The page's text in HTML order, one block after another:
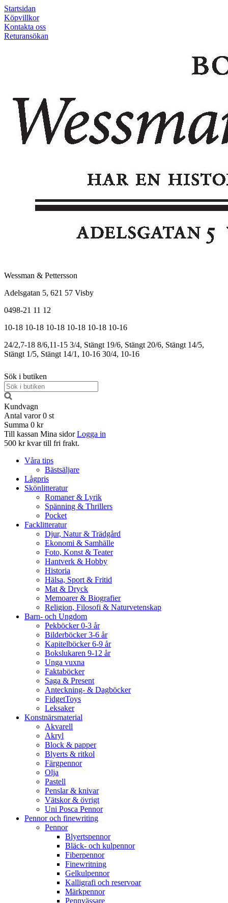
Startsidan
Köpvillkor
Kontakta oss
Returansökan
Wessman & Pettersson
Adelsgatan 5, 621 57 Visby
0498-21 11 12
10-18 10-18 10-18 10-18 10-18 10-16
24/2,7-18 8/6,11-15 3/4, Stängt 19/6, Stängt 20/6, Stängt 14/5,
Stängt 1/5, Stängt 14/1, 10-16 30/4, 10-16
Sök i butiken
Kundvagn
Antal varor 0 st
Summa 0 kr
Till kassan Mina sidor Logga in
500 kr kvar till fri frakt.
Våra tips
Bästsäljare
Lågpris
Skönlitteratur
Romaner & Lyrik
Spänning & Thrillers
Pocket
Facklitteratur
Djur, Natur & Trädgård
Ekonomi & Samhälle
Foto, Konst & Teater
Hantverk & Hobby
Historia
Hälsa, Sport & Fritid
Mat & Dryck
Memoarer & Biografier
Religion, Filosofi & Naturvetenskap
Barn- och Ungdom
Pekböcker 0-3 år
Bilderböcker 3-6 år
Kapitelböcker 6-9 år
Bokslukaren 9-12 år
Unga vuxna
Faktaböcker
Saga & Present
Anteckning- & Dagböcker
FidgetToys
Leksaker
Konstnärsmaterial
Akvarell
Akryl
Block & papper
Blyerts & ritkol
Färgpennor
Olja
Pastell
Penslar & knivar
Vätskor & övrigt
Uni Posca Pennor
Pennor och finewriting
Pennor
Blyertspennor
Bläck- och kulpennor
Fiberpennor
Finewritning
Gelkulpennor
Kalligrafi och reservoar
Märkpennor
Pennvässare